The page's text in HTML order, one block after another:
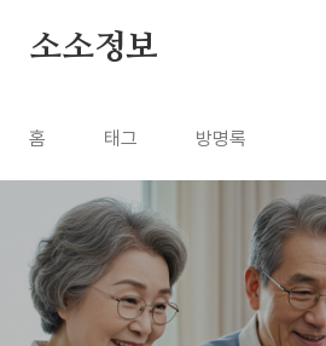
소소정보
홈 태그 방명록